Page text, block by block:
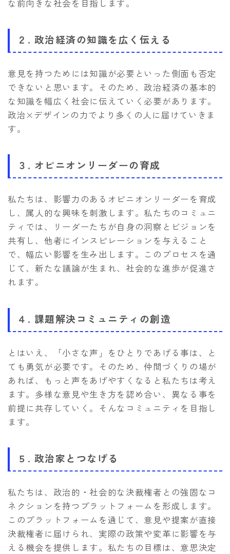
な前向きな社会を目指します。
２. 政治経済の知識を広く伝える
意見を持つためには知識が必要といった側面も否定
できないと思います。そのため、政治経済の基本的
な知識を幅広く社会に伝えていく必要があります。
政治×デザインの力でより多くの人に届けていきま
す。
３. オピニオンリーダーの育成
私たちは、影響力のあるオピニオンリーダーを育成
し、属人的な興味を刺激します。私たちのコミュニ
ティでは、リーダーたちが自身の洞察とビジョンを
共有し、他者にインスピレーションを与えること
で、幅広い影響を生み出します。このプロセスを通
じて、新たな議論が生まれ、社会的な進歩が促進さ
れます。
４. 課題解決コミュニティの創造
とはいえ、「小さな声」をひとりであげる事は、と
ても勇気が必要です。そのため、仲間づくりの場が
あれば、もっと声をあげやすくなると私たちは考え
ます。多様な意見や生き方を認め合い、異なる事を
前提に共存していく。そんなコミュニティを目指し
ます。
５. 政治家とつなげる
私たちは、政治的・社会的な決裁権者との強固なコ
ネクションを持つプラットフォームを形成します。
このプラットフォームを通じて、意見や提案が直接
決裁権者に届けられ、実際の政策や変革に影響を与
える機会を提供します。私たちの目標は、意思決定